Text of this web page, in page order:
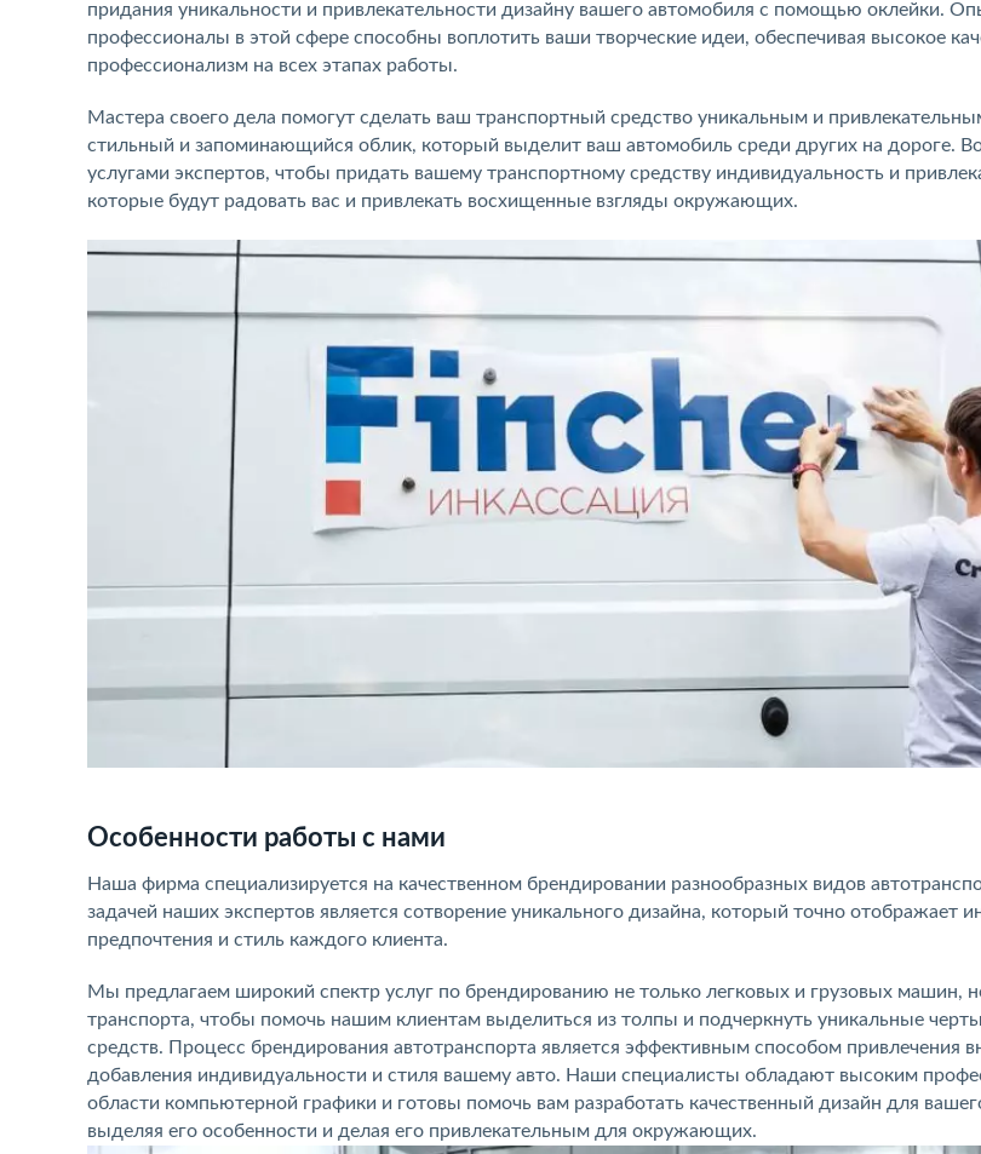
придания уникальности и привлекательности дизайну вашего автомобиля с помощью оклейки.
профессионалы в этой сфере способны воплотить ваши творческие идеи, обеспечивая высокое
профессионализм на всех этапах работы.
Мастера своего дела помогут сделать ваш транспортный средство уникальным и
стильный и запоминающийся облик, который выделит ваш автомобиль среди других на дороге.
услугами экспертов, чтобы придать вашему транспортному средству индивидуальность и
которые будут радовать вас и привлекать восхищенные взгляды окружающих.
Особенности работы с нами
Наша фирма специализируется на качественном брендировании разнообразных видов
задачей наших экспертов является сотворение уникального дизайна, который точно отображает
предпочтения и стиль каждого клиента.
Мы предлагаем широкий спектр услуг по брендированию не только легковых и грузовых машин,
транспорта, чтобы помочь нашим клиентам выделиться из толпы и подчеркнуть уникальные
средств. Процесс брендирования автотранспорта является эффективным способом привлечения
добавления индивидуальности и стиля вашему авто. Наши специалисты обладают высоким
области компьютерной графики и готовы помочь вам разработать качественный дизайн для
выделяя его особенности и делая его привлекательным для окружающих.